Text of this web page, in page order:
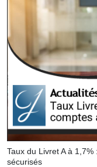
Taux du Livret A à
sécurisés